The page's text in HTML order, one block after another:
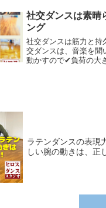
時短と自主練習の効率
社交ダンスは素晴
ング
社交ダンスは筋力と持
交ダンスは、音楽を聞
動かすので✔負荷の大
ラテンダンスの表現
しい腕の動きは、正